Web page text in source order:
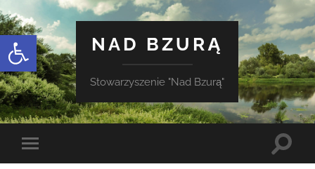
Otwórz pasek narzędzi
NAD BZURĄ
Stowarzyszenie "Nad Bzurą"
Toggle
mobile
Toggle